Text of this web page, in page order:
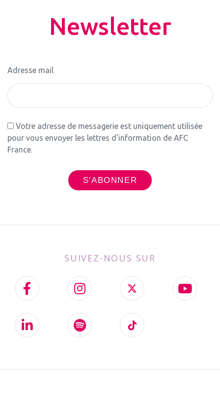
Newsletter
Adresse mail
Votre adresse de messagerie est uniquement utilisée
pour vous envoyer les lettres d'information de AFC
France.
SUIVEZ-NOUS SUR